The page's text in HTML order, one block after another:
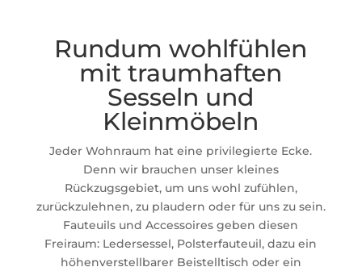
Rundum wohlfühlen
mit traumhaften
Sesseln und
Kleinmöbeln
Jeder Wohnraum hat eine privilegierte Ecke.
Denn wir brauchen unser kleines
Rückzugsgebiet, um uns wohl zufühlen,
zurückzulehnen, zu plaudern oder für uns zu sein.
Fauteuils und Accessoires geben diesen
Freiraum: Ledersessel, Polsterfauteuil, dazu ein
höhenverstellbarer Beistelltisch oder ein